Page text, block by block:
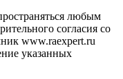
любым
согласия со
www.raexpert.ru
указанных